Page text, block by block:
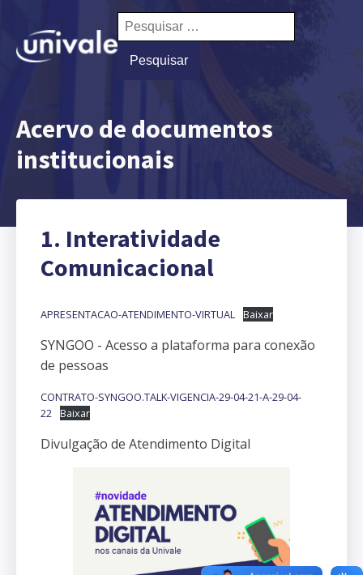
Pesquisar
por:
Acervo de documentos
institucionais
1. Interatividade
Comunicacional
APRESENTACAO-ATENDIMENTO-VIRTUAL Baixar
SYNGOO - Acesso a plataforma para conexão
de pessoas
CONTRATO-SYNGOO.TALK-VIGENCIA-29-04-21-A-29-04-
22 Baixar
Divulgação de Atendimento Digital